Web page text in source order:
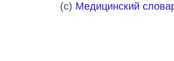
(c) Медицинский